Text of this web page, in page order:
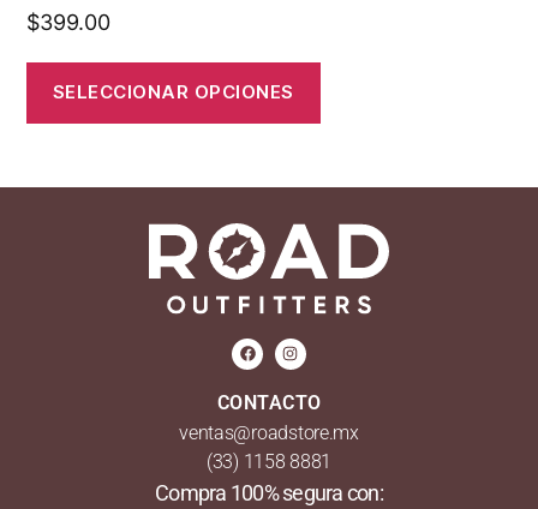
$399.00
SELECCIONAR OPCIONES
CONTACTO
ventas@roadstore.mx
(33) 1158 8881
Compra 100% segura con: